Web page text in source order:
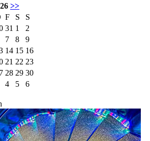
>>
F S
S
31 1
2
7 8
9
14 15 16
21 22 23
28 29 30
4 5
6